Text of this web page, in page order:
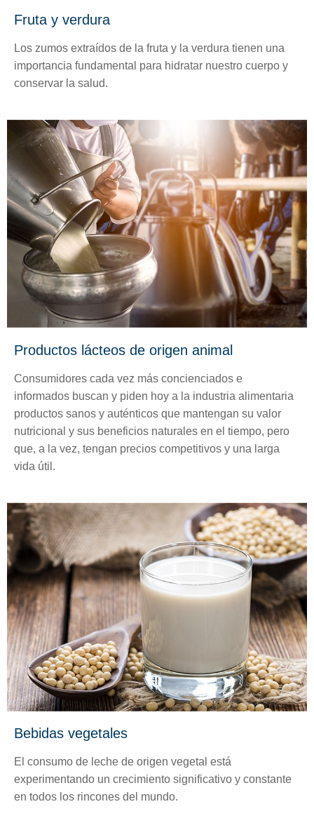
Fruta y verdura
Los zumos extraídos de la fruta y la verdura tienen una
importancia fundamental para hidratar nuestro cuerpo y
conservar la salud.
Productos lácteos de origen animal
Consumidores cada vez más concienciados e
informados buscan y piden hoy a la industria alimentaria
productos sanos y auténticos que mantengan su valor
nutricional y sus beneficios naturales en el tiempo, pero
que, a la vez, tengan precios competitivos y una larga
vida útil.
Bebidas vegetales
El consumo de leche de origen vegetal está
experimentando un crecimiento significativo y constante
en todos los rincones del mundo.